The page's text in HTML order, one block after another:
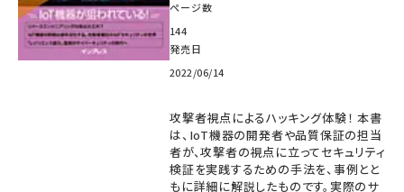
ページ数
144
発売日
2022/06/14
攻撃者視点によるハッキング体験！ 本書
は、IoT機器の開発者や品質保証の担当
者が、攻撃者の視点に立ってセキュリティ
検証を実践するための手法を、事例とと
もに詳細に解説したものです。実際のサ